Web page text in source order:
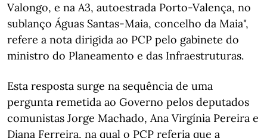
Valongo, e na A3, autoestrada Porto-Valença, no
sublanço Águas Santas-Maia, concelho da Maia",
refere a nota dirigida ao PCP pelo gabinete do
ministro do Planeamento e das Infraestruturas.
Esta resposta surge na sequência de uma
pergunta remetida ao Governo pelos deputados
comunistas Jorge Machado, Ana Virgínia Pereira e
Diana Ferreira, na qual o PCP referia que a